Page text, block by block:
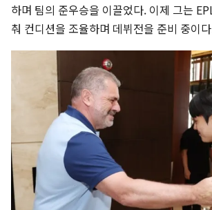
하며 팀의 준우승을 이끌었다. 이제 그는
춰 컨디션을 조율하며 데뷔전을 준비 중이